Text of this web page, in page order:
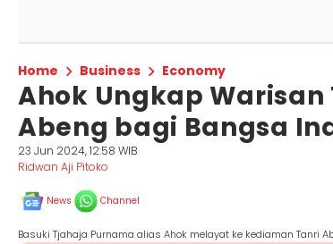
Home Business Economy
Ahok Ungkap
Abeng bagi Bangsa
23 Jun 2024, 12:58 WIB
Ridwan Aji Pitoko
News Channel
Basuki Tjahaja Purnama alias Ahok melayat ke kediaman Tanri